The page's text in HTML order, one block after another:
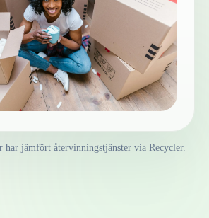
har jämfört återvinningstjänster via Recycler.